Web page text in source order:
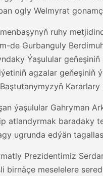
ogly Welmyrat
ruhy
de Gurbanguly
Ýaşulular
agzalar geňeşiniň
ýaşulular Gahryman
atlandyrmak baradaky
ugrunda edýän
Prezidentimiz
birnäçe meselelere